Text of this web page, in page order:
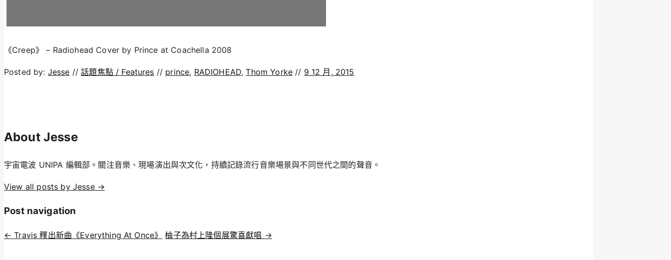
《Creep》 – Radiohead Cover by Prince at Coachella 2008
Posted by: Jesse // 話題焦點 / Features // prince, RADIOHEAD,Thom Yorke // 9 12 月, 2015
About Jesse
宇宙電波 UNIPA 編輯部。關注音樂、現場演出與次文化，持續記錄流行音樂場景與不同世代之間的聲音。
View all posts by Jesse →
Post navigation
← Travis 釋出新曲《Everything At Once》 柚子為村上隆個展驚喜獻唱 →